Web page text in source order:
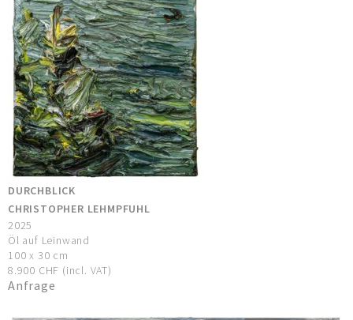
DURCHBLICK
CHRISTOPHER LEHMPFUHL
2025
Öl auf Leinwand
100 x 30 cm
8.900 CHF (incl. VAT)
Anfrage